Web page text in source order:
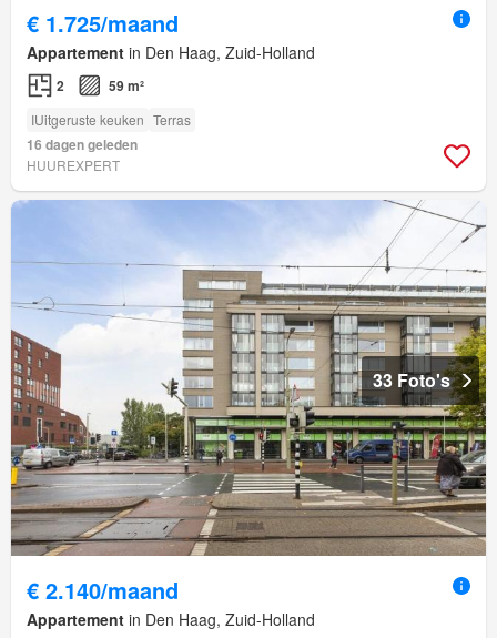
€ 1.725/maand
Appartement in Den Haag, Zuid-Holland
2 59 m²
IUitgeruste keuken Terras
16 dagen geleden
HUUREXPERT
33 Foto's
€ 2.140/maand
Appartement in Den Haag, Zuid-Holland